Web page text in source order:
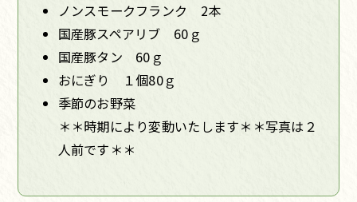
ノンスモークフランク 2本
国産豚スペアリブ 60ｇ
国産豚タン 60ｇ
おにぎり １個80ｇ
季節のお野菜
＊＊時期により変動いたします＊＊写真は２
人前です＊＊